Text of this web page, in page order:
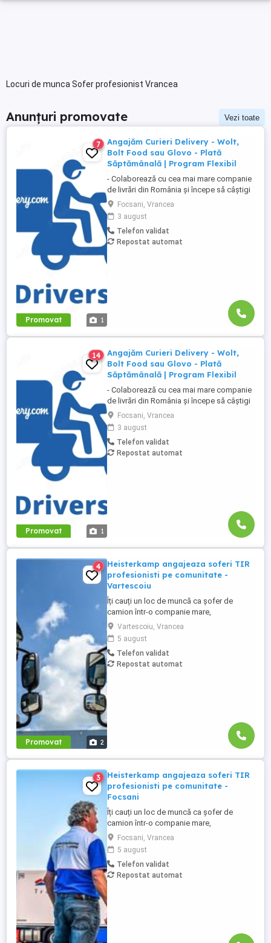
Locuri de munca Sofer profesionist Vrancea
Anunțuri promovate Vezi toate
Promovat 1
7
Angajăm Curieri Delivery - Wolt,
Bolt Food sau Glovo - Plată
Săptămânală | Program Flexibil
- Colaborează cu cea mai mare companie
de livrări din România și începe să câștigi
rapid! - Cerințe: Minim 18 ani Mijloc de
transport propriu (mașină, scuter,
motocicletă sau bicicletă) Telefon mobil
cu acces la internet - Ce oferim: Plată
săptămânală, fără întârzieri Bonusuri
Focsani, Vrancea
3 august
Telefon validat
Repostat automat
Promovat 1
14
Angajăm Curieri Delivery - Wolt,
Bolt Food sau Glovo - Plată
Săptămânală | Program Flexibil
- Colaborează cu cea mai mare companie
de livrări din România și începe să câștigi
rapid! - Cerințe: Minim 18 ani Mijloc de
transport propriu (mașină, scuter,
motocicletă sau bicicletă) Telefon mobil
cu acces la internet - Ce oferim: Plată
săptămânală, fără întârzieri Bonusuri
Focsani, Vrancea
3 august
Telefon validat
Repostat automat
Promovat 2
4
Heisterkamp angajeaza soferi TIR
profesionisti pe comunitate -
Vartescoiu
Îți cauți un loc de muncă ca șofer de
camion într-o companie mare,
internațională și stabilă? Atunci vino în
echipa Heisterkamp! Angajăm șoferi cu
sau fără experiență și echipaje pentru
transport internațional. Beneficii: training
de inițiere la începutul activității în cadrul
Vartescoiu, Vrancea
5 august
Telefon validat
Repostat automat
3
Heisterkamp angajeaza soferi TIR
profesionisti pe comunitate -
Focsani
Îți cauți un loc de muncă ca șofer de
camion într-o companie mare,
internațională și stabilă? Atunci vino în
echipa Heisterkamp! Angajăm șoferi cu
sau fără experiență și echipaje pentru
transport internațional. Beneficii: training
de inițiere la începutul activității în cadrul
Focsani, Vrancea
5 august
Telefon validat
Repostat automat